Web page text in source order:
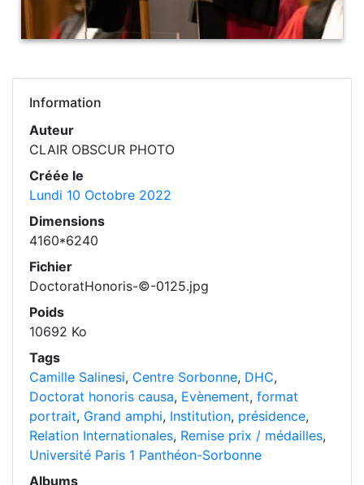
Information
Auteur
CLAIR OBSCUR PHOTO
Créée le
Lundi 10 Octobre 2022
Dimensions
4160*6240
Fichier
DoctoratHonoris-©-0125.jpg
Poids
10692 Ko
Tags
Camille Salinesi, Centre Sorbonne, DHC,
Doctorat honoris causa, Evènement, format
portrait, Grand amphi, Institution, présidence,
Relation Internationales, Remise prix / médailles,
Université Paris 1 Panthéon-Sorbonne
Albums